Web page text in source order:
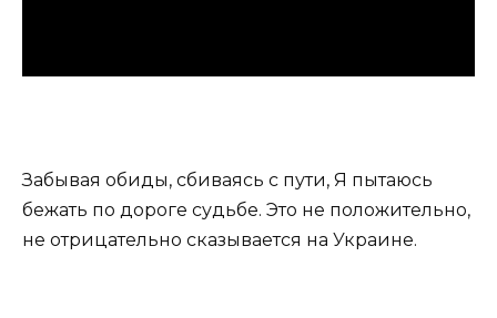
Забывая обиды, сбиваясь с пути, Я пытаюсь
бежать по дороге судьбе. Это не положительно,
не отрицательно сказывается на Украине.